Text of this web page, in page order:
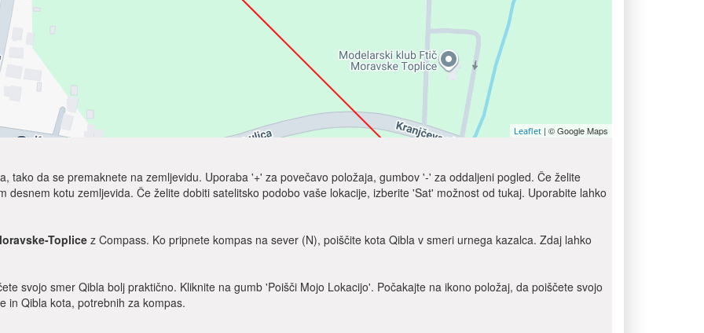
Leaflet | © Google Maps
tako da se premaknete na zemljevidu. Uporaba '+' za povečavo položaja, gumbov '-' za oddaljeni pogled. Če želite
desnem kotu zemljevida. Če želite dobiti satelitsko podobo vaše lokacije, izberite 'Sat' možnost od tukaj. Uporabite lahko
Toplice z Compass. Ko pripnete kompas na sever (N), poiščite kota Qibla v smeri urnega kazalca. Zdaj lahko
svojo smer Qibla bolj praktično. Kliknite na gumb 'Poišči Mojo Lokacijo'. Počakajte na ikono položaj, da poiščete svojo
in Qibla kota, potrebnih za kompas.